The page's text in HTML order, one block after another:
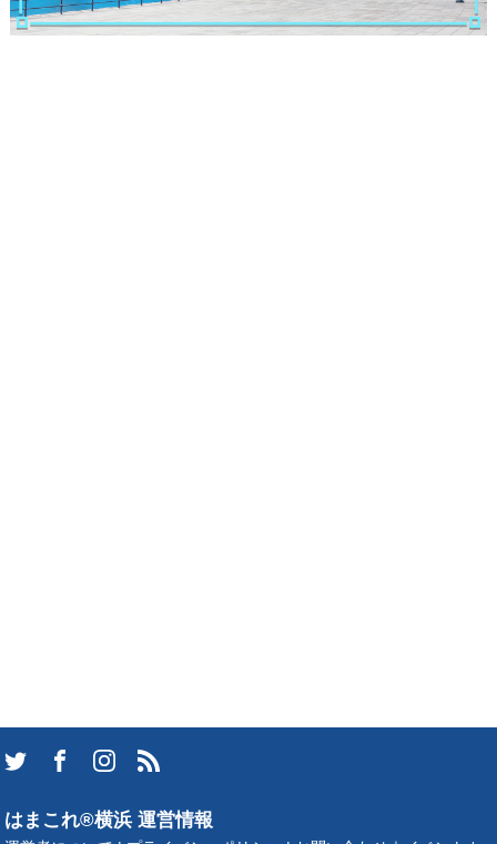
ランキング
はまこれ®横浜 運営情報